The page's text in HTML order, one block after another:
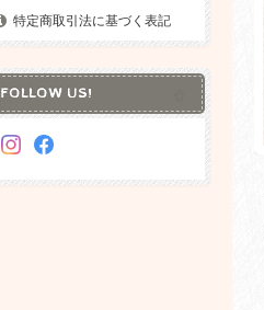
特定商取引法に基づく表記
FOLLOW US!